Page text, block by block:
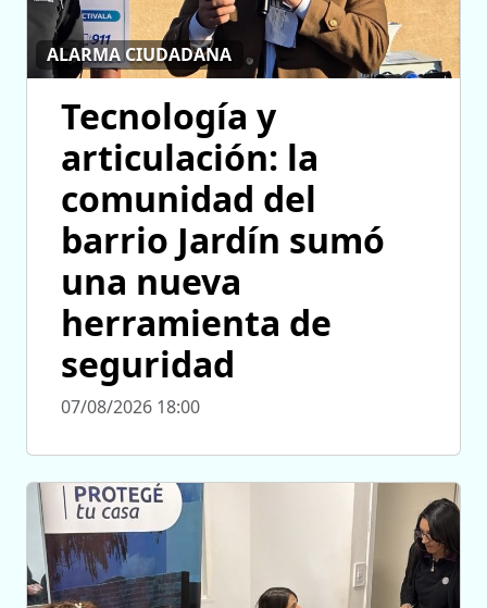
ALARMA CIUDADANA
Tecnología y
articulación: la
comunidad del
barrio Jardín sumó
una nueva
herramienta de
seguridad
07/08/2026 18:00